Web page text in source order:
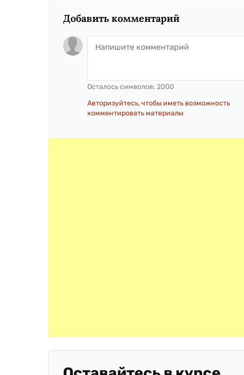
Добавить комментарий
Осталось символов: 2000
Авторизуйтесь, чтобы иметь возможность
комментировать материалы